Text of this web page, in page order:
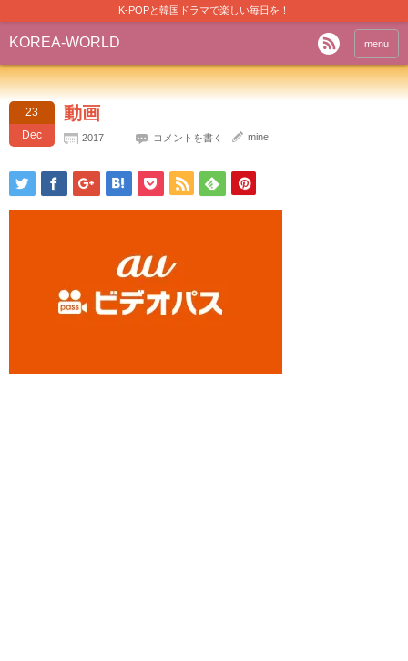
K-POPと韓国ドラマで楽しい毎日を！
KOREA-WORLD menu
23
Dec
動画
2017 コメントを書く mine